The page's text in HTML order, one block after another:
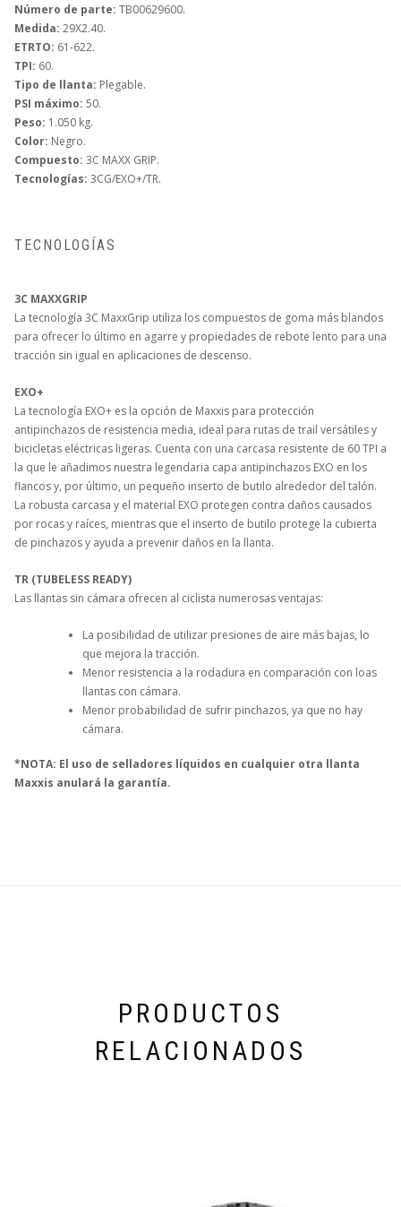
Número de parte: TB00629600.
Medida: 29X2.40.
ETRTO: 61-622.
TPI: 60.
Tipo de llanta: Plegable.
PSI máximo: 50.
Peso: 1.050 kg.
Color: Negro.
Compuesto: 3C MAXX GRIP.
Tecnologías: 3CG/EXO+/TR.
TECNOLOGÍAS
3C MAXXGRIP
La tecnología 3C MaxxGrip utiliza los compuestos de goma más blandos
para ofrecer lo último en agarre y propiedades de rebote lento para una
tracción sin igual en aplicaciones de descenso.
EXO+
La tecnología EXO+ es la opción de Maxxis para protección
antipinchazos de resistencia media, ideal para rutas de trail versátiles y
bicicletas eléctricas ligeras. Cuenta con una carcasa resistente de 60 TPI a
la que le añadimos nuestra legendaria capa antipinchazos EXO en los
flancos y, por último, un pequeño inserto de butilo alrededor del talón.
La robusta carcasa y el material EXO protegen contra daños causados ​​
por rocas y raíces, mientras que el inserto de butilo protege la cubierta
de pinchazos y ayuda a prevenir daños en la llanta.
TR (TUBELESS READY)
Las llantas sin cámara ofrecen al ciclista numerosas ventajas:
La posibilidad de utilizar presiones de aire más bajas, lo
que mejora la tracción.
Menor resistencia a la rodadura en comparación con loas
llantas con cámara.
Menor probabilidad de sufrir pinchazos, ya que no hay
cámara.
*NOTA: El uso de selladores líquidos en cualquier otra llanta
Maxxis anulará la garantía.
PRODUCTOS
RELACIONADOS